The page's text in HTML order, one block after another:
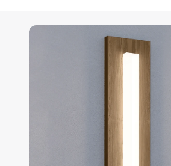
Zum